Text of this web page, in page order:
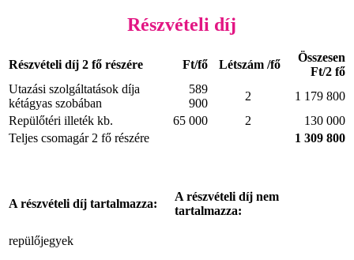
Részvételi díj
Részvételi díj 2 fő részére Ft/fő Létszám /fő
Összesen
Ft/2 fő
Utazási szolgáltatások díja
kétágyas szobában
589
900
2
1 179 800
Repülőtéri illeték kb.
65 000 2
130 000
Teljes csomagár 2 fő részére
1 309 800
A részvételi díj tartalmazza:
A részvételi díj nem
tartalmazza:
repülőjegyek